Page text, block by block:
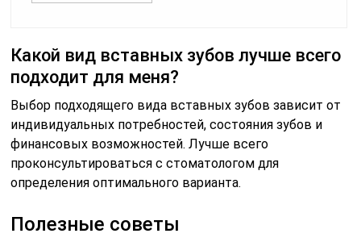
Какой вид вставных зубов лучше всего
подходит для меня?
Выбор подходящего вида вставных зубов зависит от
индивидуальных потребностей, состояния зубов и
финансовых возможностей. Лучше всего
проконсультироваться с стоматологом для
определения оптимального варианта.
Полезные советы